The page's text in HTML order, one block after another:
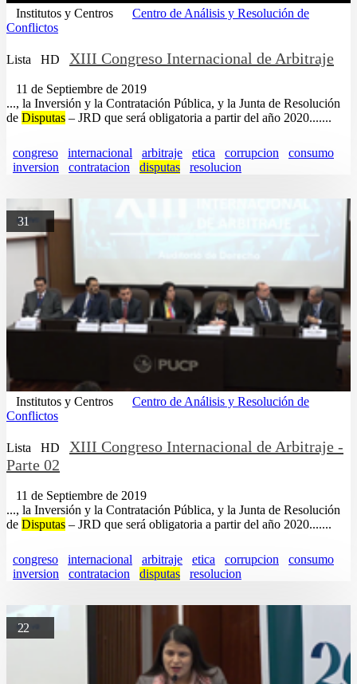
Institutos y Centros
Centro de Análisis y Resolución de
Conflictos
Lista HD XIII Congreso Internacional de Arbitraje
11 de Septiembre de 2019
..., la Inversión y la Contratación Pública, y la Junta de Resolución
de Disputas – JRD que será obligatoria a partir del año 2020.......
congreso internacional arbitraje etica corrupcion
consumo
inversion
contratacion disputas resolucion
31
Institutos y Centros
Centro de Análisis y Resolución de
Conflictos
Lista HD
XIII Congreso Internacional de Arbitraje -
Parte 02
11 de Septiembre de 2019
..., la Inversión y la Contratación Pública, y la Junta de Resolución
de Disputas – JRD que será obligatoria a partir del año 2020.......
congreso internacional arbitraje etica corrupcion
consumo
inversion
contratacion disputas resolucion
22